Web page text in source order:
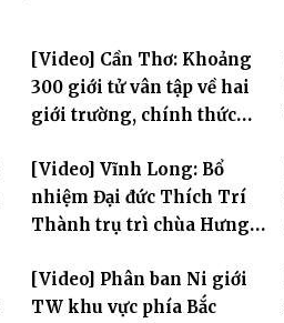
[Video] Cần Thơ: Khoảng
300 giới tử vân tập về hai
giới trường, chính thức
đàn Bửu Lai PL.2570
[Video] Vĩnh Long: Bổ
nhiệm Đại đức Thích Trí
Thành trụ trì chùa Hưng
[Video] Phân ban Ni giới
TW khu vực phía Bắc